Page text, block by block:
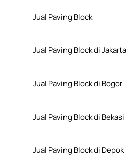
Jual Paving Block
Jual Paving Block di Jakarta
Jual Paving Block di Bogor
Jual Paving Block di Bekasi
Jual Paving Block di Depok